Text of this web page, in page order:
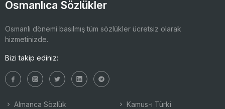
Osmanlıca Sözlükler
Osmanlı dönemi basılmış tüm sözlükler ücretsiz olarak
hizmetinizde.
Bizi takip ediniz:
Almanca Sözlük Kamus-ı Türki